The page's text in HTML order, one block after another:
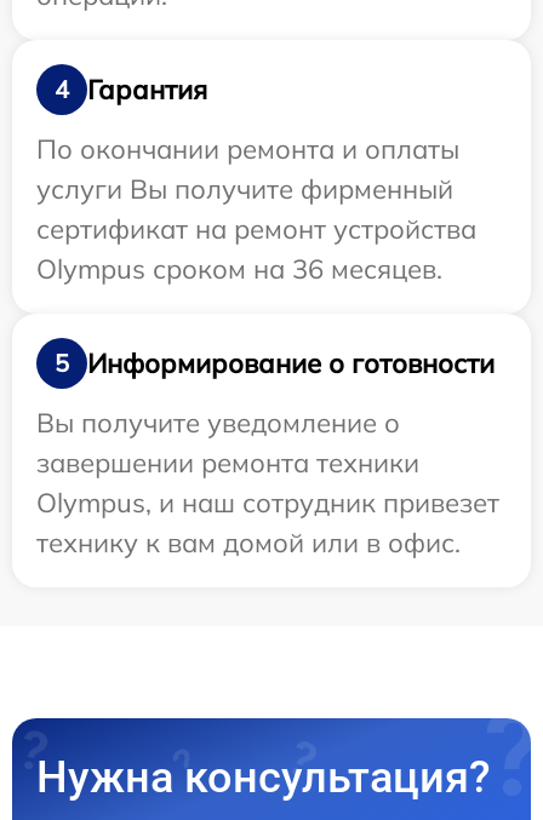
4
Гарантия
По окончании ремонта и оплаты
услуги Вы получите фирменный
сертификат на ремонт устройства
Olympus сроком на 36 месяцев.
5
Информирование о готовности
Вы получите уведомление о
завершении ремонта техники
Olympus, и наш сотрудник привезет
технику к вам домой или в офис.
Нужна консультация?